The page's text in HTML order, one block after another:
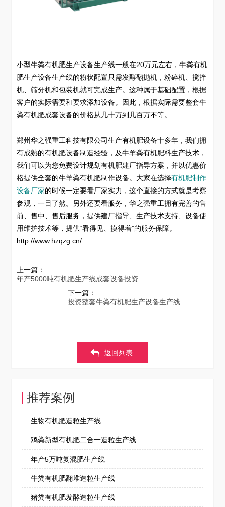
小型牛粪有机肥生产设备生产线一般在20万元左右，牛粪有机
肥生产设备生产线的粉状配置只需发酵翻抛机，粉碎机、搅拌
机、筛分机和包装机就可完成生产。这种属于基础配置，根据
客户的实际需要和要求添加设备。因此，根据实际需要整套牛
粪有机肥成套设备的价格从几十万到几百万不等。
郑州华之强重工科技有限公司生产有机肥设备十多年，我们拥
有成熟的有机肥设备制造经验，及牛羊粪有机肥料生产技术，
我们可以为您免费设计规划有机肥建厂指导方案，并以优惠价
格提供全套的牛羊粪有机肥制作设备。大家在选择有机肥制作
设备厂家的时候一定要看厂家实力，这个直接的方式就是考察
参观，一目了然。另外还要看服务，华之强重工拥有完善的售
前、售中、售后服务，提供建厂指导、生产技术支持、设备使
用维护技术等，提供“看得见、摸得着”的服务保障。
http://www.hzqzg.cn/
上一篇：
年产5000吨有机肥生产线成套设备投资
下一篇：
投资整套牛粪有机肥生产设备生产线
返回列表
推荐案例
生物有机肥造粒生产线
鸡粪新型有机肥二合一造粒生产线
年产5万吨复混肥生产线
牛粪有机肥翻堆造粒生产线
猪粪有机肥发酵造粒生产线